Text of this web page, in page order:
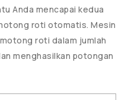
Anda mencapai kedua
roti otomatis. Mesin
roti dalam jumlah
menghasilkan potongan